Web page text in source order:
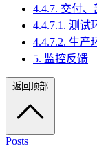
4.4.7. 交付、
4.4.7.1. 测试
4.4.7.2. 生产
5. 监控反馈
返回顶部
Posts